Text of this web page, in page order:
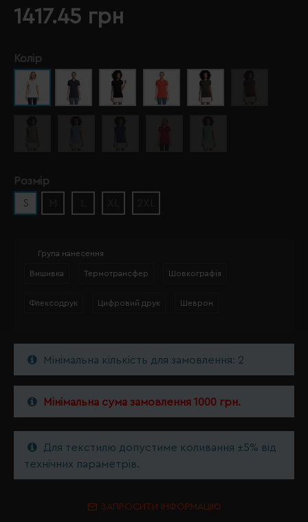
1417.45 грн
Колір
Розмір
S
Група нанесення
Вишивка Термотрансфер Шовкографія
Флексодрук Цифровий друк Шеврон
Мінімальна кількість для замовлення: 2
Мінімальна сума замовлення 1000 грн.
Для текстилю допустиме коливання ±5% від
технічних параметрів.
ЗАПРОСИТИ ІНФОРМАЦІЮ